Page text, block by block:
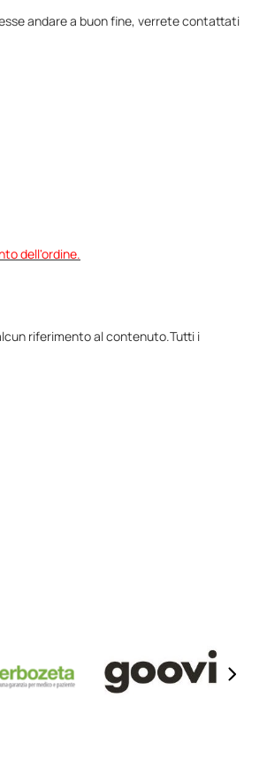
andare a buon fine, verrete contattati
dell'ordine.
riferimento al contenuto.Tutti i